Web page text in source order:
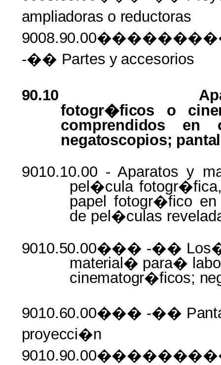
ampliadoras o reductoras
-�� Partesy accesorios
90.10
fotogr�ficos o
comprendidos en
negatoscopios;
9010.10.00 - Aparatos y
pel�cula
papel fotogr�fico
de pel�culas
9010.50.00��� -��
material� para�
cinematogr�ficos;
9010.60.00��� -��
proyecci�n